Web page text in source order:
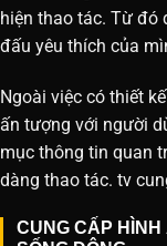
hiện thao tác. Từ đó
đấu yêu thích của
Ngoài việc có thiết
ấn tượng với người
mục thông tin quan
dàng thao tác. tv
CUNG CẤP